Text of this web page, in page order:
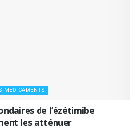
MÉDICAMENTS
de l’ézétimibe
les atténuer